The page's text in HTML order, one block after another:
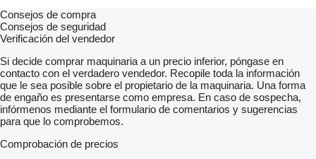
Consejos de compra
Consejos de seguridad
Verificación del vendedor
Si decide comprar maquinaria a un precio inferior, póngase en
contacto con el verdadero vendedor. Recopile toda la información
que le sea posible sobre el propietario de la maquinaria. Una forma
de engaño es presentarse como empresa. En caso de sospecha,
infórmenos mediante el formulario de comentarios y sugerencias
para que lo comprobemos.
Comprobación de precios